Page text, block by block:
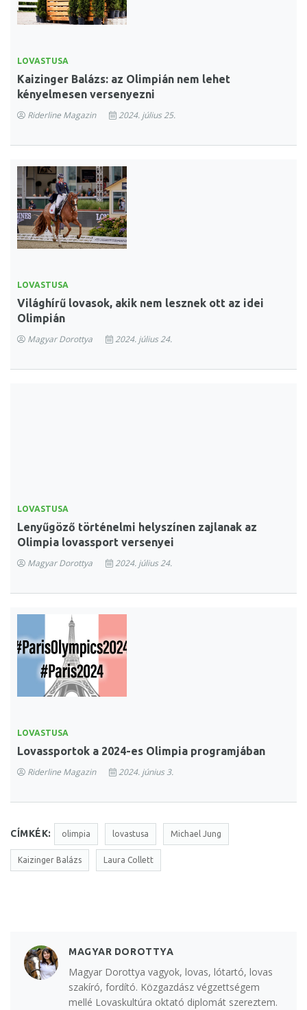
LOVASTUSA
Kaizinger Balázs: az Olimpián nem lehet
kényelmesen versenyezni
Riderline Magazin 2024. július 25.
LOVASTUSA
Világhírű lovasok, akik nem lesznek ott az idei
Olimpián
Magyar Dorottya 2024. július 24.
LOVASTUSA
Lenyűgöző történelmi helyszínen zajlanak az
Olimpia lovassport versenyei
Magyar Dorottya 2024. július 24.
LOVASTUSA
Lovassportok a 2024-es Olimpia programjában
Riderline Magazin 2024. június 3.
CÍMKÉK: olimpia lovastusa Michael Jung
Kaizinger Balázs Laura Collett
MAGYAR DOROTTYA
Magyar Dorottya vagyok, lovas, lótartó, lovas
szakíró, fordító. Közgazdász végzettségem
mellé Lovaskultúra oktató diplomát szereztem.